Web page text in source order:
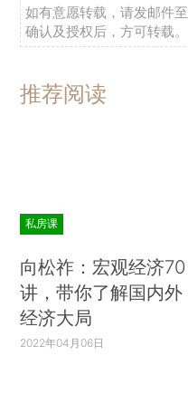
如有意愿转载，请发邮件至
确认及授权后，方可转载。
推荐阅读
私房课
向松祚：宏观经济70
讲，带你了解国内外
经济大局
2022年04月06日